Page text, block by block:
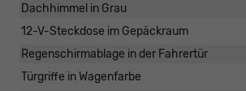
Dachhimmel in Grau
12-V-Steckdose im Gepäckraum
Regenschirmablage in der Fahrertür
Türgriffe in Wagenfarbe